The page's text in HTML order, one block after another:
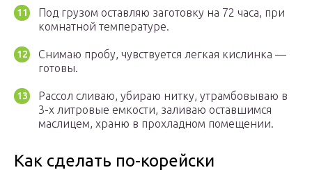
Под грузом оставляю заготовку на 72 часа, при
комнатной температуре.
Снимаю пробу, чувствуется легкая кислинка —
готовы.
Рассол сливаю, убираю нитку, утрамбовываю в
3-х литровые емкости, заливаю оставшимся
маслицем, храню в прохладном помещении.
Как сделать по-корейски